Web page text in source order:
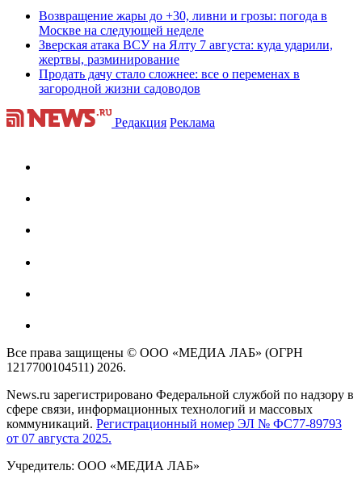
Возвращение жары до +30, ливни и грозы: погода в
Москве на следующей неделе
Зверская атака ВСУ на Ялту 7 августа: куда ударили,
жертвы, разминирование
Продать дачу стало сложнее: все о переменах в
загородной жизни садоводов
Редакция Реклама
Все права защищены © ООО «МЕДИА ЛАБ» (ОГРН
1217700104511) 2026.
News.ru зарегистрировано Федеральной службой по надзору в
сфере связи, информационных технологий и массовых
коммуникаций. Регистрационный номер ЭЛ № ФС77-89793
от 07 августа 2025.
Учредитель: ООО «МЕДИА ЛАБ»